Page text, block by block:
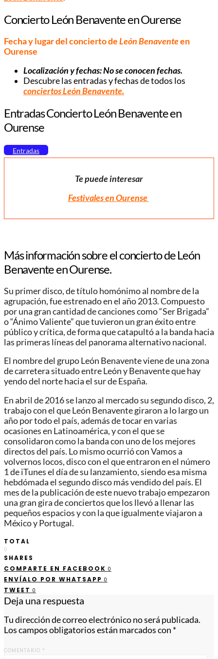
Concierto León Benavente en Ourense
Fecha y lugar del concierto deLeón Benaventeen
Ourense
Localización y fechas: No se conocen fechas.
Descubre las entradas y fechas de todos los
conciertosLeón Benavente.
Entradas Concierto León Benavente en
Ourense
Entradas
Te puede interesar
Festivales en Ourense
Más información sobre el concierto de León
Benavente enOurense.
Su primer disco, de título homónimo al nombre de la
agrupación, fue estrenado en el año 2013. Compuesto
por una gran cantidad de canciones como “Ser Brigada”
o “Ánimo Valiente” que tuvieron un gran éxito entre
público y crítica, de forma que catapultó a la banda hacia
las primeras líneas del panorama alternativo nacional.
El nombre del grupo León Benavente viene de una zona
de carretera situado entre León y Benavente que hay
yendo del norte hacia el sur de España.
En abril de 2016 se lanzo al mercado su segundo disco, 2,
trabajo con el que León Benavente giraron a lo largo un
año por todo el país, además de tocar en varias
ocasiones en Latinoamérica, y con el que se
consolidaron como la banda con uno de los mejores
directos del país. Lo mismo ocurrió con Vamos a
volvernos locos, disco con el que entraron en el número
1 de iTunes el día de su lanzamiento, siendo esa misma
hebdómada el segundo disco más vendido del país. El
mes de la publicación de este nuevo trabajo empezaron
una gran gira de conciertos que los llevó a llenar las
pequeños espacios y con la que igualmente viajaron a
México y Portugal.
TOTAL
0
SHARES
COMPARTE EN FACEBOOK 0
ENVÍALO POR WHATSAPP 0
TWEET 0
Deja una respuesta
Tu dirección de correo electrónico no será publicada.
Los campos obligatorios están marcados con *
COMENTARIO *